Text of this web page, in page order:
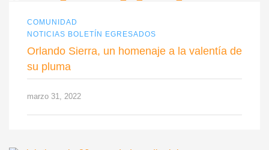
COMUNIDAD
NOTICIAS BOLETÍN EGRESADOS
Orlando Sierra, un homenaje a la valentía de
su pluma
marzo 31, 2022